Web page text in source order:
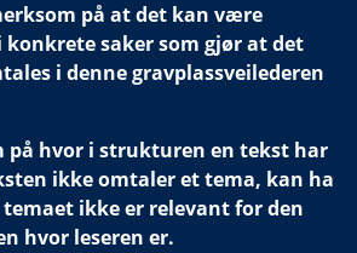
på at det kan være
konkrete saker som gjør at det
i denne gravplassveilederen
på hvor i strukturen en tekst har
ikke omtaler et tema, kan ha
ikke er relevant for den
hvor leseren er.